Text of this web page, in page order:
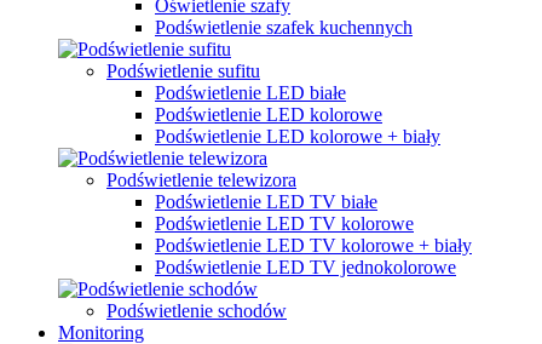
Oświetlenie szafy
Podświetlenie szafek kuchennych
Podświetlenie sufitu
Podświetlenie LED białe
Podświetlenie LED kolorowe
Podświetlenie LED kolorowe + biały
Podświetlenie telewizora
Podświetlenie LED TV białe
Podświetlenie LED TV kolorowe
Podświetlenie LED TV kolorowe + biały
Podświetlenie LED TV jednokolorowe
Podświetlenie schodów
Monitoring